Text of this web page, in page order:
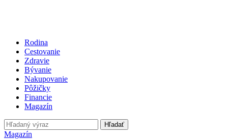
Rodina
Cestovanie
Zdravie
Bývanie
Nakupovanie
Pôžičky
Financie
Magazín
Hľadať
Magazín